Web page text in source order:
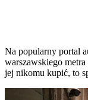
Na popularny portal
warszawskiego
jej nikomu kupić, to